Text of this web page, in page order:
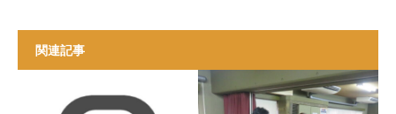
関連記事